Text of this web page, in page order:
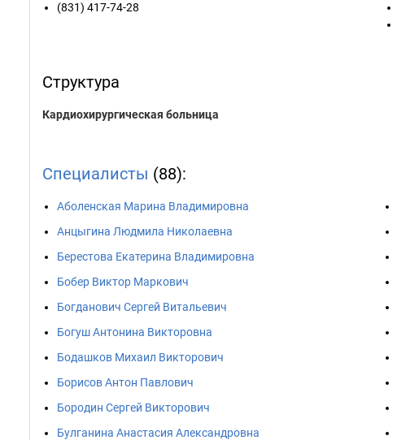
(831) 417-74-28
Структура
Кардиохирургическая больница
Специалисты (88):
Аболенская Марина Владимировна
Анцыгина Людмила Николаевна
Берестова Екатерина Владимировна
Бобер Виктор Маркович
Богданович Сергей Витальевич
Богуш Антонина Викторовна
Бодашков Михаил Викторович
Борисов Антон Павлович
Бородин Сергей Викторович
Булганина Анастасия Александровна